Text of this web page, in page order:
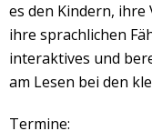
es den Kindern,
ihre sprachlichen
interaktives und
am Lesen bei den
Termine: